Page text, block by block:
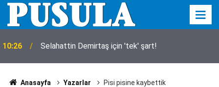
10:26 Selahattin Demirtaş için 'tek' şart!
Anasayfa Yazarlar Pisi pisine kaybettik